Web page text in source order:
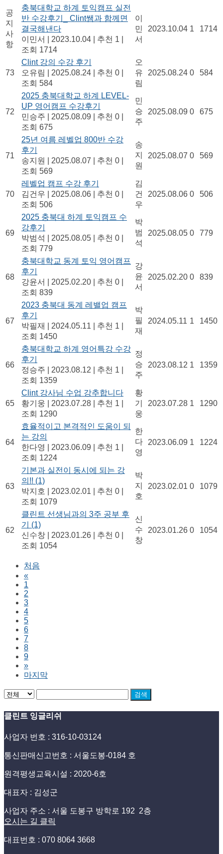
공
지
사
항
충북대학교 하계 토익캠프 실전
반 수강후기_ Clint쌤과 함께면
결국해낸다
이민서
2023.10.04 추천 1
조회 1714
이
민
서
2023.10.04 1 1714
73
Clint 강의 수강 후기
오유림
2025.08.24 추천 0
조회 584
오
유
림
2025.08.24 0 584
72
2025 충북대학교 하계 LEVEL-
UP 영어캠프 수강후기
민승주
2025.08.09 추천 0
조회 675
민
승
주
2025.08.09 0 675
71
25년 여름 레벨업 800반 수강
후기
송지원
2025.08.07 추천 0
조회 569
송
지
원
2025.08.07 0 569
70
레벨업 캠프 수강 후기
김건우
2025.08.06 추천 0
조회 506
김
건
우
2025.08.06 0 506
69
2025 충북대 하계 토익캠프 수
강후기
박범석
2025.08.05 추천 0
조회 779
박
범
석
2025.08.05 0 779
68
충북대학교 동계 토익 영어캠프
후기
강윤서
2025.02.20 추천 0
조회 839
강
윤
서
2025.02.20 0 839
67
2023 충북대 동계 레밸업 캠프
후기
박필재
2024.05.11 추천 1
조회 1450
박
필
재
2024.05.11 1 1450
66
충북대학교 하계 영어특강 수강
후기
정승주
2023.08.12 추천 1
조회 1359
정
승
주
2023.08.12 1 1359
65
Clint 강사님 수업 강추합니다
황기웅
2023.07.28 추천 1
조회 1290
황
기
웅
2023.07.28 1 1290
64
효율적이고 본격적인 도움이 되
는 강의
한다영
2023.06.09 추천 1
조회 1224
한
다
영
2023.06.09 1 1224
63
기본과 실전이 동시에 되는 강
의!! (1)
박지호
2023.02.01 추천 0
조회 1079
박
지
호
2023.02.01 0 1079
62
클린트 선생님과의 3주 공부 후
기 (1)
신수창
2023.01.26 추천 0
조회 1054
신
수
창
2023.01.26 0 1054
처음
«
1
2
3
4
5
6
7
8
9
»
마지막
검색
클린트 잉글리쉬
사업자 번호 : 316-10-03124
통신판매신고번호 : 서울도봉-0184 호
원격평생교육시설 : 2020-6호
대표자 : 김성군
사업자 주소 : 서울 도봉구 방학로 192 2층
오시는 길 클릭
대표번호 : 070 8064 3668